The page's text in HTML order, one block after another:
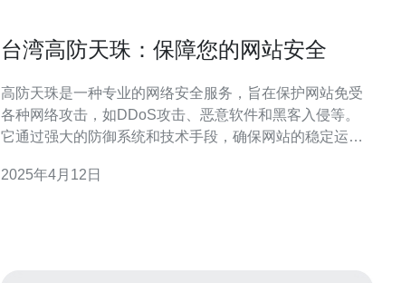
台湾高防天珠：保障您的网站安全
高防天珠是一种专业的网络安全服务，旨在保护网站免受
各种网络攻击，如DDoS攻击、恶意软件和黑客入侵等。
它通过强大的防御系统和技术手段，确保网站的稳定运行
供商之一。它拥有强大的技术团队和先进的设备，可以提
2025年4月12日